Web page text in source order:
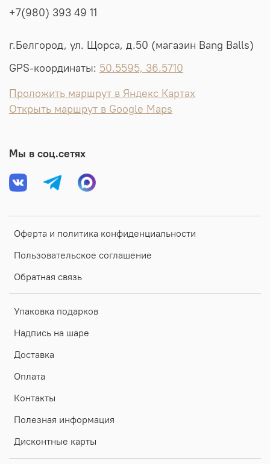
Оферта и политика конфиденциальности
Пользовательское соглашение
Обратная связь
Упаковка подарков
Надпись на шаре
Доставка
Оплата
Контакты
Полезная информация
Дисконтные карты
+7(980) 393 49 11
г.Белгород, ул. Щорса, д.50 (магазин Bang Balls)
GPS-координаты: 50.5595, 36.5710
Проложить маршрут в Яндекс Картах
Открыть маршрут в Google Maps
Мы в соц.сетях